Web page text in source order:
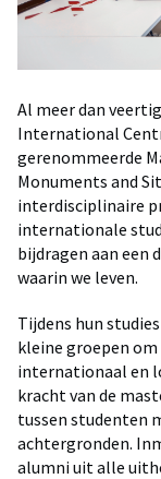
Al meer dan
International
gerenommeerde
Monuments and
interdisciplinaire
internationale
bijdragen aan een
waarin we leven.
Tijdens hun
kleine groepen om
internationaal en
kracht van de
tussen studenten
achtergronden.
alumni uit alle